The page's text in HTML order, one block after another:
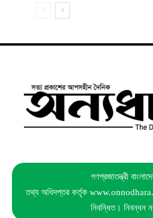
গণপ্রজাতন্ত্রী
তথ্য অধিদপ্তর কর্তৃক
নিবন্ধিত। নিবন্ধন